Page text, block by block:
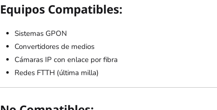
Equipos Compatibles:
Sistemas GPON
Convertidores de medios
Cámaras IP con enlace por fibra
Redes FTTH (última milla)